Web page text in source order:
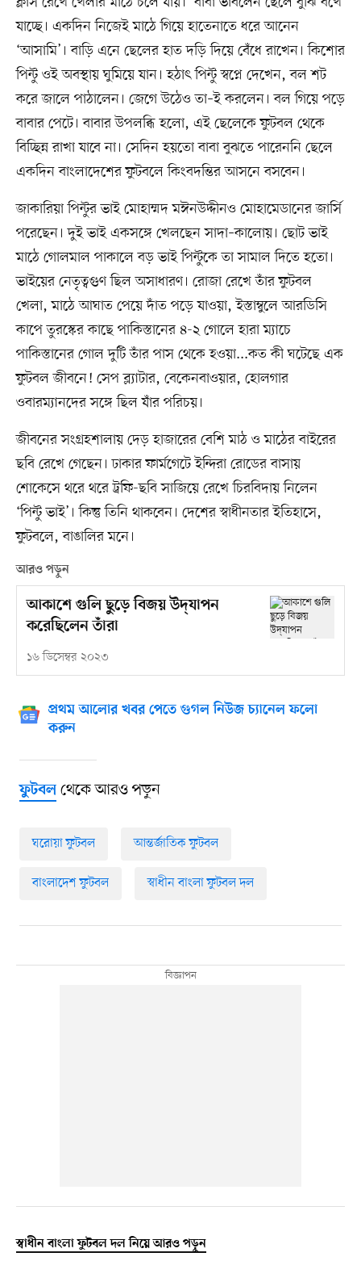
যাচ্ছে। একদিন নিজেই মাঠে গিয়ে হাতেনাতে ধরে আনেন
‘আসামি’। বাড়ি এনে ছেলের হাত দড়ি দিয়ে বেঁধে রাখেন। কিশোর
পিন্টু ওই অবস্থায় ঘুমিয়ে যান। হঠাৎ পিন্টু স্বপ্নে দেখেন, বল শট
করে জালে পাঠালেন। জেগে উঠেও তা–ই করলেন। বল গিয়ে পড়ে
বাবার পেটে। বাবার উপলব্ধি হলো, এই ছেলেকে ফুটবল থেকে
বিচ্ছিন্ন রাখা যাবে না। সেদিন হয়তো বাবা বুঝতে পারেননি ছেলে
একদিন বাংলাদেশের ফুটবলে কিংবদন্তির আসনে বসবেন।
জাকারিয়া পিন্টুর ভাই মোহাম্মদ মঈনউদ্দীনও মোহামেডানের জার্সি
পরেছেন। দুই ভাই একসঙ্গে খেলছেন সাদা–কালোয়। ছোট ভাই
মাঠে গোলমাল পাকালে বড় ভাই পিন্টুকে তা সামাল দিতে হতো।
ভাইয়ের নেতৃত্বগুণ ছিল অসাধারণ। রোজা রেখে তাঁর ফুটবল
খেলা, মাঠে আঘাত পেয়ে দাঁত পড়ে যাওয়া, ইস্তাম্বুলে আরডিসি
কাপে তুরস্কের কাছে পাকিস্তানের ৪-২ গোলে হারা ম্যাচে
পাকিস্তানের গোল দুটি তাঁর পাস থেকে হওয়া...কত কী ঘটেছে এক
ফুটবল জীবনে! সেপ ব্ল্যাটার, বেকেনবাওয়ার, হোলগার
ওবারম্যানদের সঙ্গে ছিল যাঁর পরিচয়।
জীবনের সংগ্রহশালায় দেড় হাজারের বেশি মাঠ ও মাঠের বাইরের
ছবি রেখে গেছেন। ঢাকার ফার্মগেটে ইন্দিরা রোডের বাসায়
শোকেসে থরে থরে ট্রফি-ছবি সাজিয়ে রেখে চিরবিদায় নিলেন
‘পিন্টু ভাই’। কিন্তু তিনি থাকবেন। দেশের স্বাধীনতার ইতিহাসে,
ফুটবলে, বাঙালির মনে।
আরও পড়ুন
আকাশে গুলি ছুড়ে বিজয় উদ্‌যাপন
করেছিলেন তাঁরা
১৬ ডিসেম্বর ২০২৩
প্রথম আলোর খবর পেতে গুগল নিউজ চ্যানেল ফলো
করুন
ফুটবলথেকে আরও পড়ুন
ঘরোয়া ফুটবল আন্তর্জাতিক ফুটবল
বাংলাদেশ ফুটবল স্বাধীন বাংলা ফুটবল দল
স্বাধীন বাংলা ফুটবল দল নিয়ে আরও পড়ুন